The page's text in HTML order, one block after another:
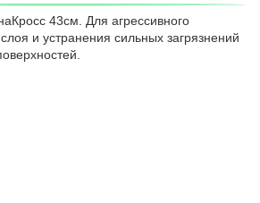
43см. Для агрессивного
и устранения сильных загрязнений